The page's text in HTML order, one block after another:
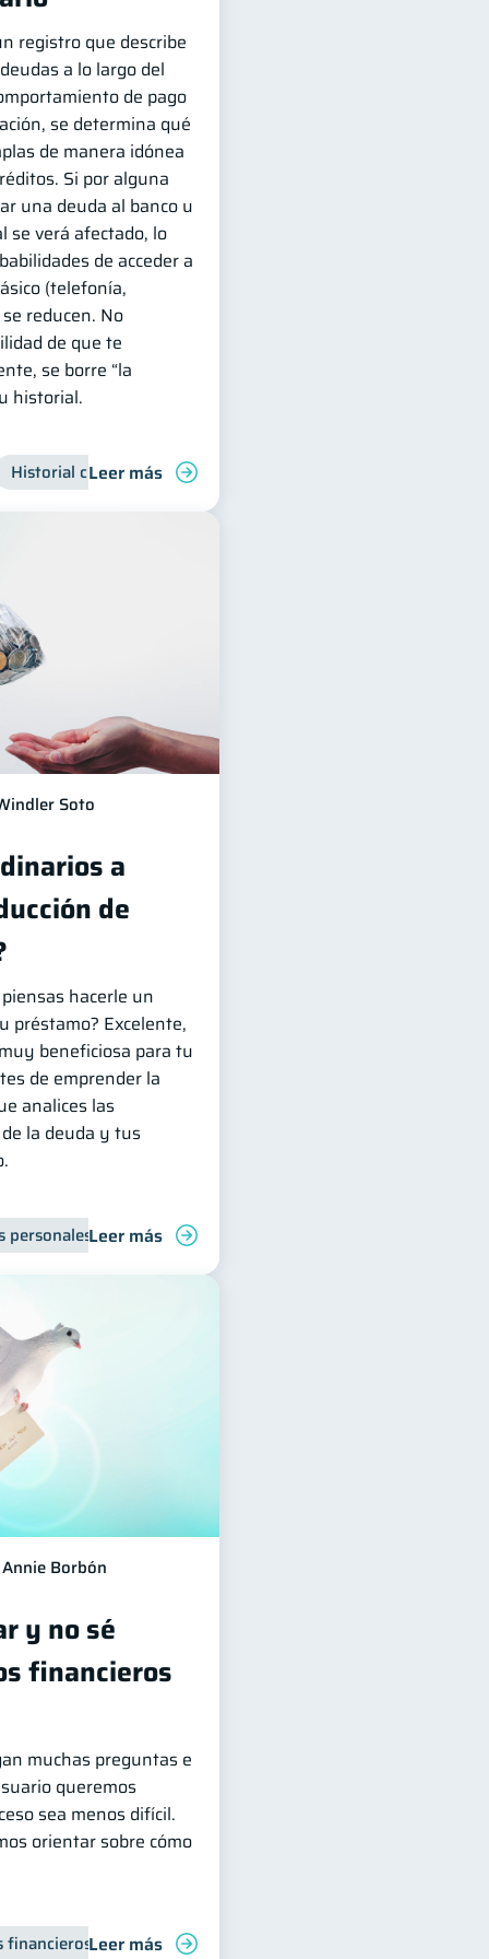
Finanzas para jóvenes
registro que describe
a lo largo del
de pago
se determina qué
de manera idónea
Si por alguna
una deuda al banco u
se verá afectado, lo
de acceder a
(telefonía,
reducen. No
de que te
se borre “la
historial.
Historial crediticio Manejo de deudas
Leer más
Soto
a
de
hacerle un
préstamo? Excelente,
beneficiosa para tu
de emprender la
analices las
la deuda y tus
personales Finanzas para jóvenes
Leer más
familiares Control de deudas
Annie Borbón
y no sé
financieros
muchas preguntas e
queremos
sea menos difícil.
orientar sobre cómo
financieros Inclusión financiera
Leer más